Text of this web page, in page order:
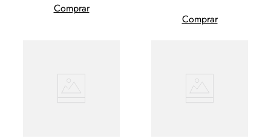
Comprar
Comprar